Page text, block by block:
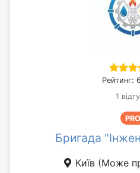
Рейтинг:
1
PRO
Бригада
Київ (Може